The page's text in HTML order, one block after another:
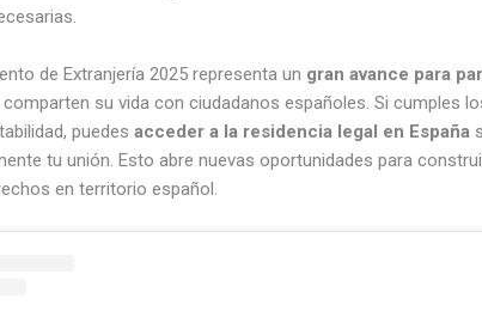
de Extranjería 2025 representa un gran avance para
comparten su vida con ciudadanos españoles. Si cumples
puedesacceder a la residencia legal en España
tu unión. Esto abre nuevas oportunidades para
en territorio español.